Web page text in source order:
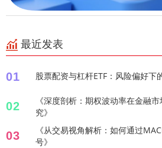
最近发表
01 股票配资与杠杆ETF：风险偏好下
02
《深度剖析：期权波动率在金融
究》
03
《从交易视角解析：如何通过
号》